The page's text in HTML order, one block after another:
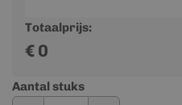
Totaalprijs:
€ 0
Aantal stuks